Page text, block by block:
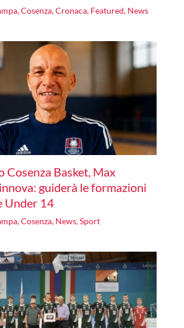
,Cosenza,Cronaca, Featured, News
Cosenza Basket, Max
guiderà le formazioni
Under 14
,Cosenza, News,Sport